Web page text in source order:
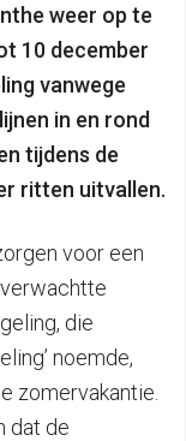
weer op te
10 december
vanwege
in en rond
tijdens de
ritten uitvallen.
voor een
die
noemde,
zomervakantie.
dat de